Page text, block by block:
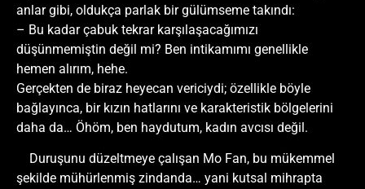
anlar gibi, oldukça parlak bir gülümseme takındı:
– Bu kadar çabuk tekrar karşılaşacağımızı
düşünmemiştin değil mi? Ben intikamımı genellikle
hemen alırım, hehe.
Gerçekten de biraz heyecan vericiydi; özellikle böyle
bağlayınca, bir kızın hatlarını ve karakteristik bölgelerini
daha da… Öhöm, ben haydutum, kadın avcısı değil.
Duruşunu düzeltmeye çalışan Mo Fan, bu mükemmel
şekilde mühürlenmiş zindanda… yani kutsal mihrapta